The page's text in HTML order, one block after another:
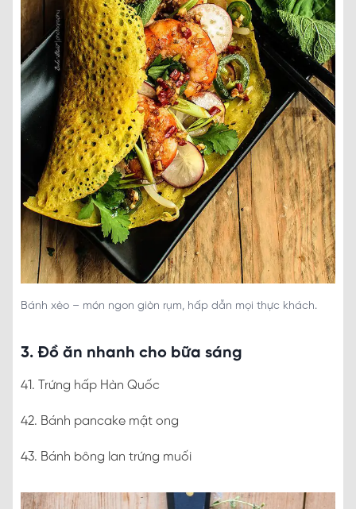
Bánh xèo – món ngon giòn rụm, hấp dẫn mọi thực khách.
3. Đồ ăn nhanh cho bữa sáng
41. Trứng hấp Hàn Quốc
42. Bánh pancake mật ong
43. Bánh bông lan trứng muối